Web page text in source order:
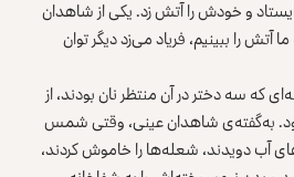
ایستاد و خودش را آتش زد. یکی از شاهدان
را ببینیم، فریاد می‌زد دیگر توان
که سه دختر در آن منتظر نان بودند، از
به‌گفته‌ی شاهدان عینی، وقتی شمس
آب دویدند، شعله‌ها را خاموش کردند،